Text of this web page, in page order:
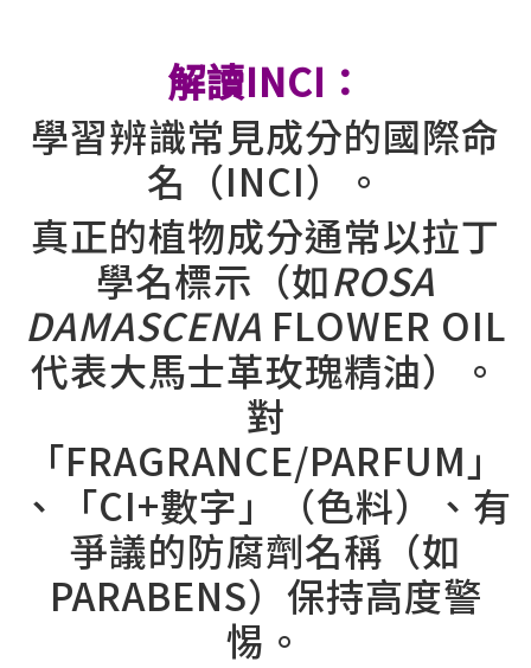
解讀INCI：
學習辨識常見成分的國際命
名（INCI）。
真正的植物成分通常以拉丁
學名標示（如ROSA
DAMASCENA FLOWER OIL
代表大馬士革玫瑰精油）。
對
「FRAGRANCE/PARFUM」
、「CI+數字」（色料）、有
爭議的防腐劑名稱（如
PARABENS）保持高度警
惕。